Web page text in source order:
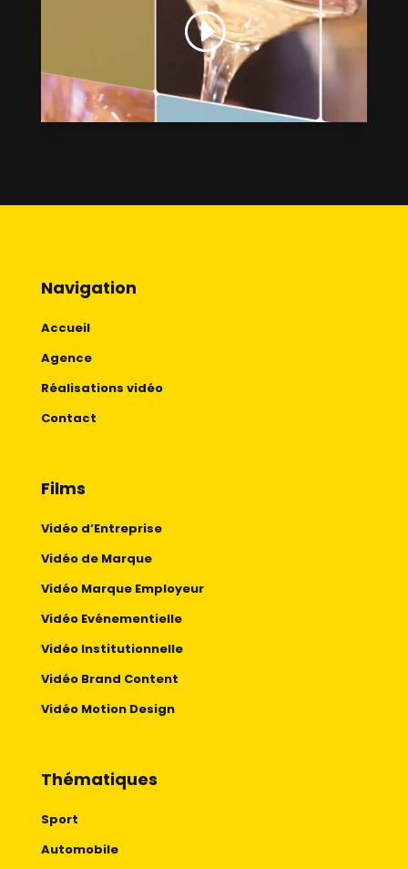
Navigation
Accueil
Agence
Réalisations vidéo
Contact
Films
Vidéo d’Entreprise
Vidéo de Marque
Vidéo Marque Employeur
Vidéo Evénementielle
Vidéo Institutionnelle
Vidéo Brand Content
Vidéo Motion Design
Thématiques
Sport
Automobile